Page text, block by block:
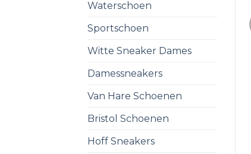
Waterschoen
Sportschoen
Witte Sneaker Dames
Damessneakers
Van Hare Schoenen
Bristol Schoenen
Hoff Sneakers